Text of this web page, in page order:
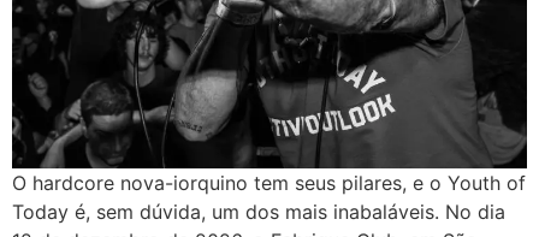
O hardcore nova-iorquino tem seus pilares, e o Youth of
Today é, sem dúvida, um dos mais inabaláveis. No dia